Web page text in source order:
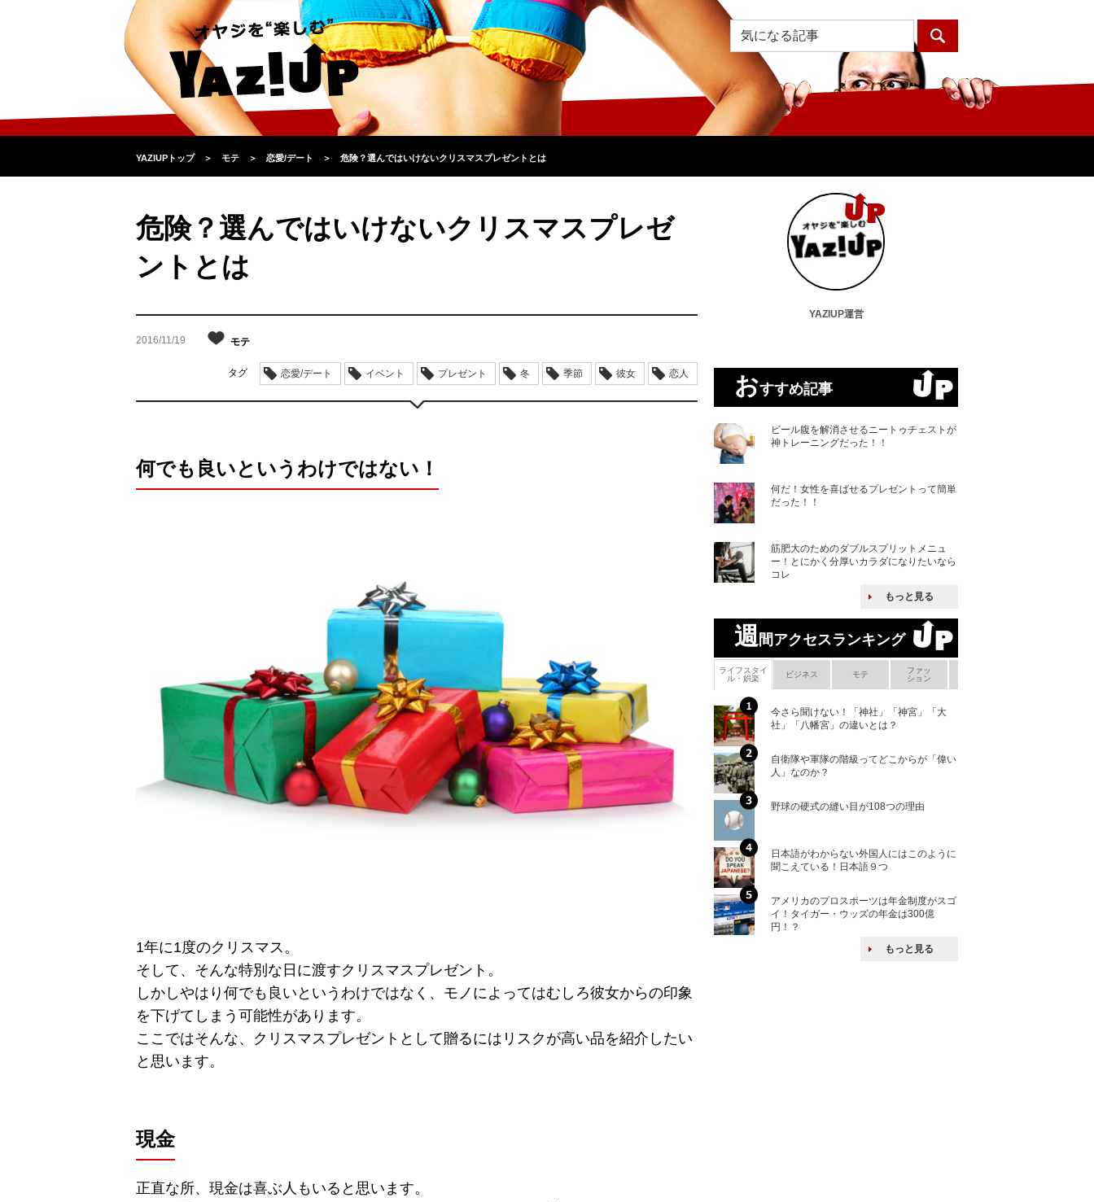
YAZIUPトップ ＞ モテ ＞ 恋愛/デート ＞ 危険？選んではいけないクリスマスプレゼントとは
危険？選んではいけないクリスマスプレゼ
ントとは
2016/11/19 モテ
タグ 恋愛/デート イベント プレゼント 冬 季節 彼女 恋人
何でも良いというわけではない！
1年に1度のクリスマス。
そして、そんな特別な日に渡すクリスマスプレゼント。
しかしやはり何でも良いというわけではなく、モノによってはむしろ彼女からの印象
を下げてしまう可能性があります。
ここではそんな、クリスマスプレゼントとして贈るにはリスクが高い品を紹介したい
と思います。
現金
正直な所、現金は喜ぶ人もいると思います。
YAZIUP運営
おすすめ記事
ビール腹を解消させるニートゥチェストが
神トレーニングだった！！
何だ！女性を喜ばせるプレゼントって簡単
だった！！
筋肥大のためのダブルスプリットメニュ
ー！とにかく分厚いカラダになりたいなら
コレ
もっと見る
週間アクセスランキング
ライフスタイ
ル・娯楽
ビジネス モテ
ファッ
ション
今さら聞けない！「神社」「神宮」「大
社」「八幡宮」の違いとは？
自衛隊や軍隊の階級ってどこからが「偉い
人」なのか？
野球の硬式の縫い目が108つの理由
日本語がわからない外国人にはこのように
聞こえている！日本語９つ
アメリカのプロスポーツは年金制度がスゴ
イ！タイガー・ウッズの年金は300億
円！？
もっと見る